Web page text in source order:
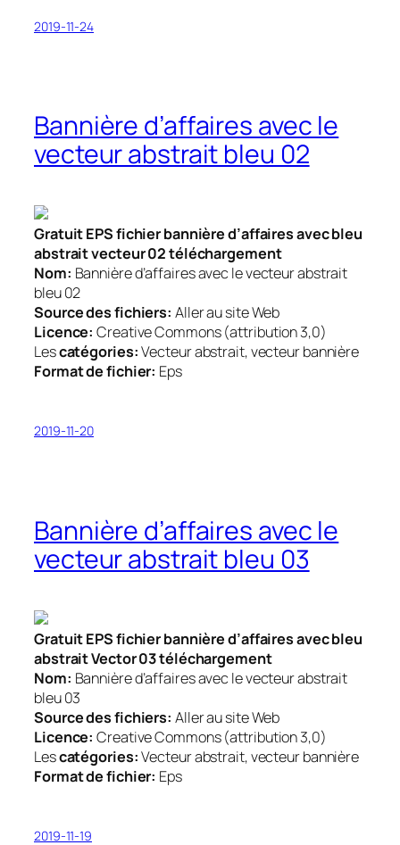
2019-11-24
Bannière d’affaires avec le
vecteur abstrait bleu 02
Gratuit EPS fichier bannière d’affaires avec bleu
abstrait vecteur 02 téléchargement
Nom: Bannière d’affaires avec le vecteur abstrait
bleu 02
Source des fichiers: Aller au site Web
Licence: Creative Commons (attribution 3,0)
Lescatégories:Vecteur abstrait, vecteur bannière
Format de fichier: Eps
2019-11-20
Bannière d’affaires avec le
vecteur abstrait bleu 03
Gratuit EPS fichier bannière d’affaires avec bleu
abstrait Vector 03 téléchargement
Nom: Bannière d’affaires avec le vecteur abstrait
bleu 03
Source des fichiers: Aller au site Web
Licence: Creative Commons (attribution 3,0)
Lescatégories:Vecteur abstrait, vecteur bannière
Format de fichier: Eps
2019-11-19